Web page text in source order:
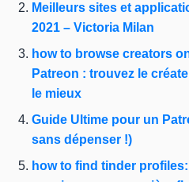
Meilleurs sites et
2021 – Victoria Milan
how to browse creators
Patreon : trouvez le
le mieux
Guide Ultime pour un
sans dépenser !)
how to find tinder